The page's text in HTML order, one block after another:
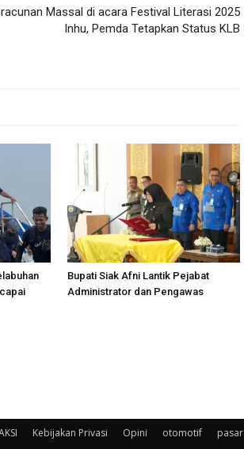
Massal di acara Festival Literasi 2025
Inhu, Pemda Tetapkan Status KLB
Bupati Siak Afni Lantik Pejabat
Administrator dan Pengawas
Kebijakan Privasi Opini otomotif pasar